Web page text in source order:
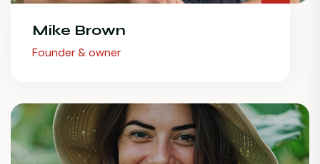
Mike Brown
Founder & owner